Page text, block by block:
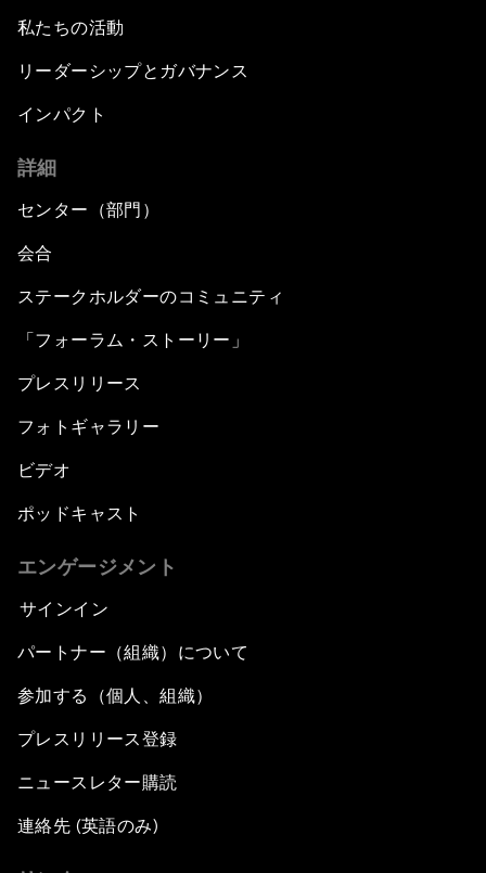
私たちの活動
リーダーシップとガバナンス
インパクト
詳細
センター（部門）
会合
ステークホルダーのコミュニティ
「フォーラム・ストーリー」
プレスリリース
フォトギャラリー
ビデオ
ポッドキャスト
エンゲージメント
サインイン
パートナー（組織）について
参加する（個人、組織）
プレスリリース登録
ニュースレター購読
連絡先 (英語のみ)